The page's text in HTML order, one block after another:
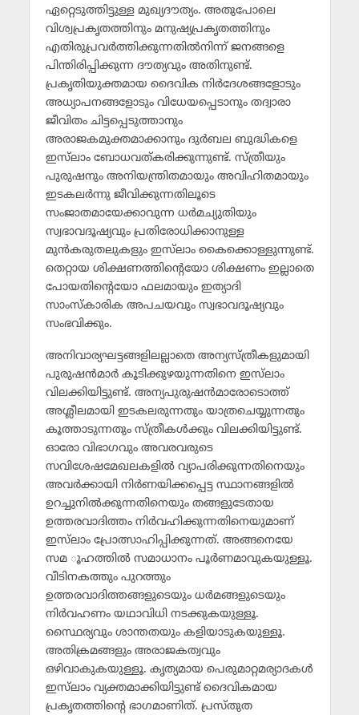
ഏറ്റെടുത്തിട്ടുള്ള മുഖ്യദൗത്യം. അതുപോലെ
വിശ്വപ്രകൃതത്തിനും മനുഷ്യപ്രകൃതത്തിനും
എതിരുപ്രവര്‍ത്തിക്കുന്നതില്‍നിന്ന് ജനങ്ങളെ
പിന്തിരിപ്പിക്കുന്ന ദൗത്യവും അതിനുണ്ട്.
പ്രകൃതിയുക്തമായ ദൈവിക നിര്‍ദേശങ്ങളോടും
അധ്യാപനങ്ങളോടും വിധേയപ്പെടാനും തദ്വാരാ
ജീവിതം ചിട്ടപ്പെടുത്താനും
അരാജകമുക്തമാക്കാനും ദുര്‍ബല ബുദ്ധികളെ
ഇസ്‌ലാം ബോധവത്കരിക്കുന്നുണ്ട്. സ്ത്രീയും
പുരുഷനും അനിയന്ത്രിതമായും അവിഹിതമായും
ഇടകലര്‍ന്നു ജീവിക്കുന്നതിലൂടെ
സംജാതമായേക്കാവുന്ന ധര്‍മച്യുതിയും
സ്വഭാവദൂഷ്യവും പ്രതിരോധിക്കാനുള്ള
മുന്‍കരുതലുകളും ഇസ്‌ലാം കൈക്കൊള്ളുന്നുണ്ട്.
തെറ്റായ ശിക്ഷണത്തിന്റെയോ ശിക്ഷണം ഇല്ലാതെ
പോയതിന്റെയോ ഫലമായും ഇത്യാദി
സാംസ്‌കാരിക അപചയവും സ്വഭാവദൂഷ്യവും
സംഭവിക്കും.
അനിവാര്യഘട്ടങ്ങളിലല്ലാതെ അന്യസ്ത്രീകളുമായി
പുരുഷന്‍മാര്‍ കൂടിക്കുഴയുന്നതിനെ ഇസ്‌ലാം
വിലക്കിയിട്ടുണ്ട്. അന്യപുരുഷന്‍മാരോടൊത്ത്
അശ്ലീലമായി ഇടകലരുന്നതും യാത്രചെയ്യുന്നതും
കൂത്താടുന്നതും സ്ത്രീകള്‍ക്കും വിലക്കിയിട്ടുണ്ട്.
ഓരോ വിഭാഗവും അവരവരുടെ
സവിശേഷമേഖലകളില്‍ വ്യാപരിക്കുന്നതിനെയും
അവര്‍ക്കായി നിര്‍ണയിക്കപ്പെട്ട സ്ഥാനങ്ങളില്‍
ഉറച്ചുനില്‍ക്കുന്നതിനെയും തങ്ങളുടേതായ
ഉത്തരവാദിത്തം നിര്‍വഹിക്കുന്നതിനെയുമാണ്
ഇസ്‌ലാം പ്രോത്സാഹിപ്പിക്കുന്നത്. അങ്ങനെയേ
സമ ൂഹത്തില്‍ സമാധാനം പൂര്‍ണമാവുകയുള്ളൂ.
വീടിനകത്തും പുറത്തും
ഉത്തരവാദിത്തങ്ങളുടെയും ധര്‍മങ്ങളുടെയും
നിര്‍വഹണം യഥാവിധി നടക്കുകയുള്ളൂ.
സ്ഥൈര്യവും ശാന്തതയും കളിയാടുകയുള്ളൂ.
അതിക്രമങ്ങളും അരാജകത്വവും
ഒഴിവാകുകയുള്ളൂ. കൃത്യമായ പെരുമാറ്റമര്യാദകള്‍
ഇസ്‌ലാം വ്യക്തമാക്കിയിട്ടുണ്ട് ദൈവികമായ
പ്രകൃതത്തിന്റെ ഭാഗമാണിത്. പ്രസ്തുത